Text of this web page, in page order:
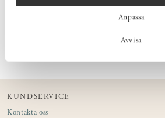
Anpassa
Avvisa
KUNDSERVICE
Kontakta oss